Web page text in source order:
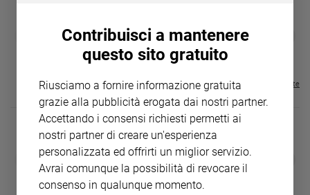
Redazione
GBABY
€ 21,90 37%
FAMIGLIA CRISTIANA
€ 104,00 € 83,00 20%
Visualizza tutte le riviste
LE GRANDI BASILICHE ITALIANE
- VOL DA 1 AL 5
€ 64,50
DIARIO G 2026-27
€ 8,90
- € 8,90
Contribuisci a mantenere
questo sito gratuito
Riusciamo a fornire informazione gratuita
grazie alla pubblicità erogata dai nostri partner.
Accettando i consensi richiesti permetti ai
nostri partner di creare un'esperienza
personalizzata ed offrirti un miglior servizio.
Avrai comunque la possibilità di revocare il
consenso in qualunque momento.